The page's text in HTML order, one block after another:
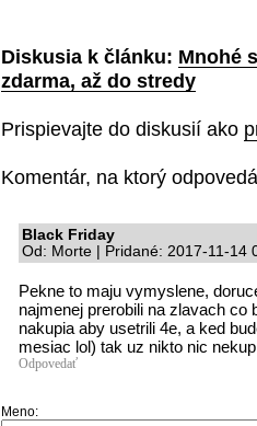
Diskusia k článku: Mnohé
zdarma, až do stredy
Prispievajte do diskusií ako
Komentár, na ktorý
Black Friday
Od: Morte | Pridané: 2017-11-14
Pekne to maju vymyslene,
najmenej prerobili na zlavach co
nakupia aby usetrili 4e, a ked
mesiac lol) tak uz nikto nic
Odpovedať
Meno: